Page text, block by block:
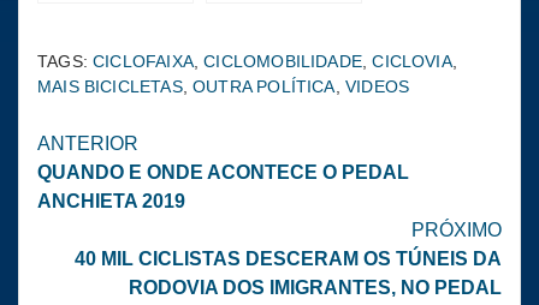
TAGS:CICLOFAIXA,CICLOMOBILIDADE,CICLOVIA,
MAIS BICICLETAS,OUTRA POLÍTICA VIDEOS
Continue
lendo
ANTERIOR
QUANDO E ONDE ACONTECE O PEDAL
ANCHIETA 2019
PRÓXIMO
40 MIL CICLISTAS DESCERAM OS TÚNEIS DA
RODOVIA DOS IMIGRANTES, NO PEDAL